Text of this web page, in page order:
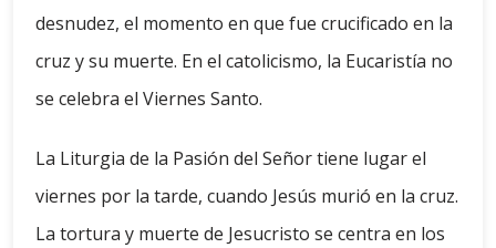
desnudez, el momento en que fue crucificado en la
cruz y su muerte. En el catolicismo, la Eucaristía no
se celebra el Viernes Santo.
La Liturgia de la Pasión del Señor tiene lugar el
viernes por la tarde, cuando Jesús murió en la cruz.
La tortura y muerte de Jesucristo se centra en los